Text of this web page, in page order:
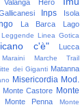
Hero
Inps
Isola
La Barca
Lago
Leggende Linea Gotica
c'è" Lucca
Maraini Marche Trail
dei Giganti Matanna
Misericordia Mod.
Monte Castore Monte
Monte Penna
Monte